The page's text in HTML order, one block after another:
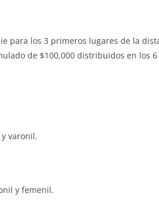
para los 3 primeros lugares de la
de $100,000 distribuidos en los
varonil.
y femenil.